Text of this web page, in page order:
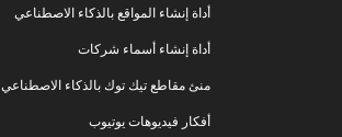
أداة إنشاء المواقع بالذكاء الاصطناعي
أداة إنشاء أسماء شركات
منئ مقاطع تيك توك بالذكاء الاصطناعي
أفكار فيديوهات يوتيوب